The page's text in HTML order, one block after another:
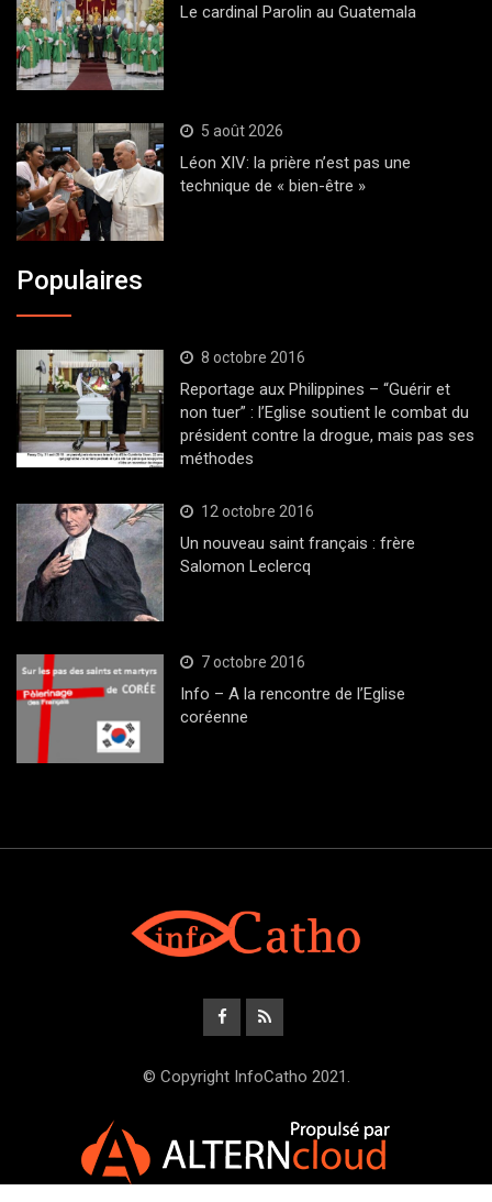
Le cardinal Parolin au Guatemala
5 août 2026
Léon XIV: la prière n’est pas une
technique de « bien-être »
Populaires
8 octobre 2016
Reportage aux Philippines – “Guérir et
non tuer” : l’Eglise soutient le combat du
président contre la drogue, mais pas ses
méthodes
12 octobre 2016
Un nouveau saint français : frère
Salomon Leclercq
7 octobre 2016
Info – A la rencontre de l’Eglise
coréenne
© Copyright InfoCatho 2021.